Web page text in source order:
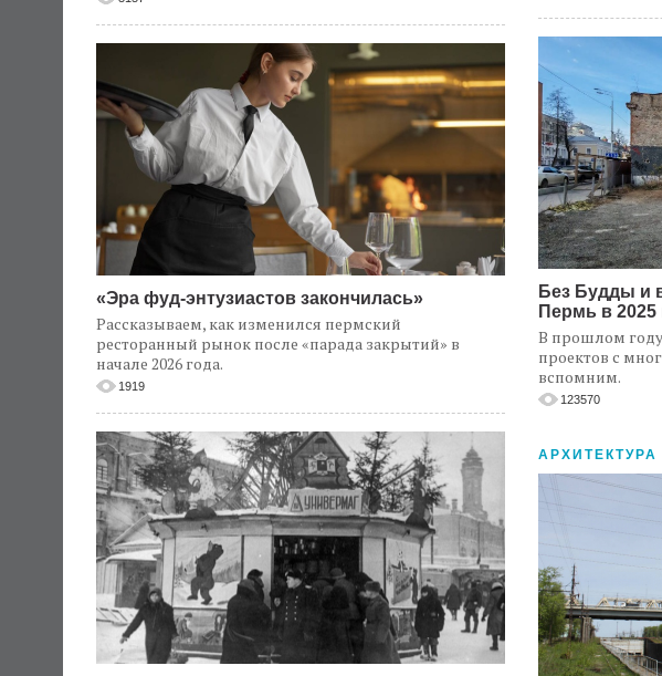
«Эра фуд-энтузиастов закончилась»
Рассказываем, как изменился пермский
ресторанный рынок после «парада закрытий» в
начале 2026 года.
1919
Без Будды и
Пермь в 2025
В прошлом году
проектов с
вспомним.
123570
АРХИТЕКТУРА